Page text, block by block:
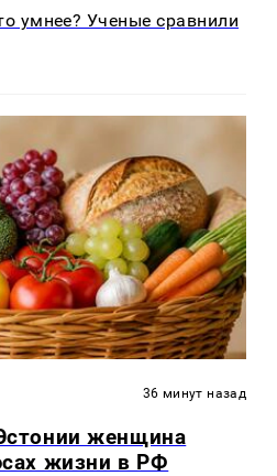
умнее? Ученые сравнили
36 минут назад
женщина
жизни в РФ